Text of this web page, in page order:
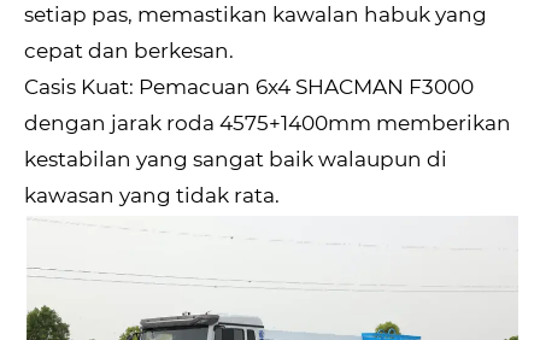
setiap pas, memastikan kawalan habuk yang
cepat dan berkesan.
Casis Kuat: Pemacuan 6x4 SHACMAN F3000
dengan jarak roda 4575+1400mm memberikan
kestabilan yang sangat baik walaupun di
kawasan yang tidak rata.